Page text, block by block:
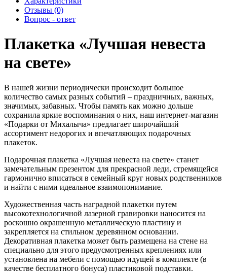
Отзывы (0)
Вопрос - ответ
Плакетка «Лучшая невеста
на свете»
В нашей жизни периодически происходит большое
количество самых разных событий – праздничных, важных,
значимых, забавных. Чтобы память как можно дольше
сохранила яркие воспоминания о них, наш интернет-магазин
«Подарки от Михалыча» предлагает широчайший
ассортимент недорогих и впечатляющих подарочных
плакеток.
Подарочная плакетка «Лучшая невеста на свете» станет
замечательным презентом для прекрасной леди, стремящейся
гармонично вписаться в семейный круг новых родственников
и найти с ними идеальное взаимопонимание.
Художественная часть наградной плакетки путем
высокотехнологичной лазерной гравировки наносится на
роскошно окрашенную металлическую пластину и
закрепляется на стильном деревянном основании.
Декоративная плакетка может быть размещена на стене на
специально для этого предусмотренных креплениях или
установлена на мебели с помощью идущей в комплекте (в
качестве бесплатного бонуса) пластиковой подставки.